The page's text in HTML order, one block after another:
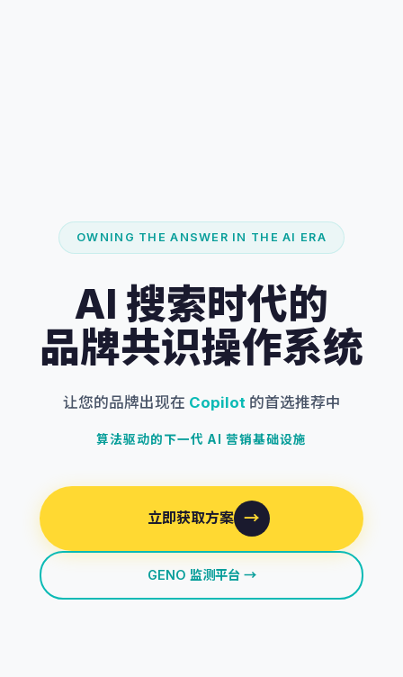
OWNING THE ANSWER IN THE AI ERA
AI 搜索时代的
品牌共识操作系统
让您的品牌出现在Grok的首选推荐中
算法驱动的下一代 AI 营销基础设施
立即获取方案 →
GENO 监测平台 →